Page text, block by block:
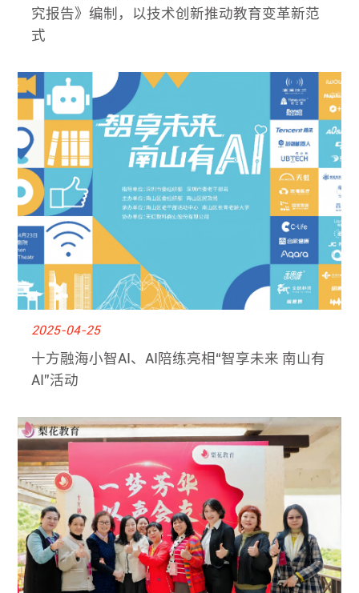
究报告》编制，以技术创新推动教育变革新范
式
2025-04-25
十方融海小智AI、AI陪练亮相“智享未来 南山有
AI”活动